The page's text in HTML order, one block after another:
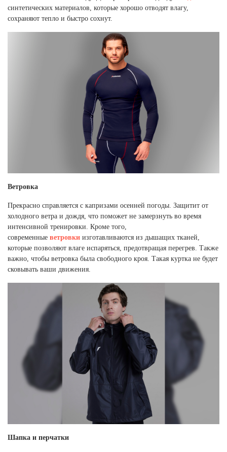
синтетических материалов, которые хорошо отводят влагу,
сохраняют тепло и быстро сохнут.
Ветровка
Прекрасно справляется с капризами осенней погоды. Защитит от
холодного ветра и дождя, что поможет не замерзнуть во время
интенсивной тренировки. Кроме того,
современные ветровки изготавливаются из дышащих тканей,
которые позволяют влаге испаряться, предотвращая перегрев. Также
важно, чтобы ветровка была свободного кроя. Такая куртка не будет
сковывать ваши движения.
Шапка и перчатки